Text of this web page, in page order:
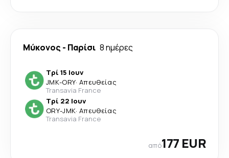
Μύκονος - Παρίσι 8 ημέρες
Τρί 15 Ιουν
JMK-ORY· Απευθείας
Transavia France
Τρί 22 Ιουν
ORY-JMK· Απευθείας
Transavia France
από177 EUR